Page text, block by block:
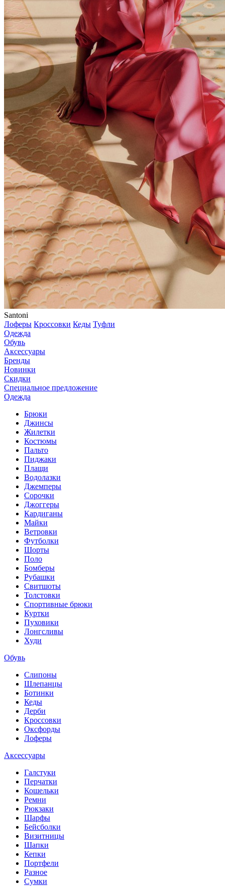
Santoni
Лоферы Кроссовки Кеды Туфли
Одежда
Обувь
Аксессуары
Бренды
Новинки
Скидки
Специальное предложение
Одежда
Брюки
Джинсы
Жилетки
Костюмы
Пальто
Пиджаки
Плащи
Водолазки
Джемперы
Сорочки
Джоггеры
Кардиганы
Майки
Ветровки
Футболки
Шорты
Поло
Бомберы
Рубашки
Свитшоты
Толстовки
Спортивные брюки
Куртки
Пуховики
Лонгсливы
Худи
Обувь
Слипоны
Шлепанцы
Ботинки
Кеды
Дерби
Кроссовки
Оксфорды
Лоферы
Аксессуары
Галстуки
Перчатки
Кошельки
Ремни
Рюкзаки
Шарфы
Бейсболки
Визитницы
Шапки
Кепки
Портфели
Разное
Сумки